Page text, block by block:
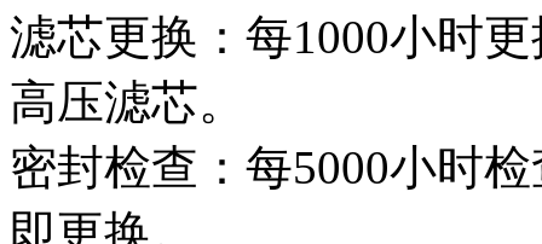
滤芯更换：每1000小时
高压滤芯。
密封检查：每5000小时
即更换。